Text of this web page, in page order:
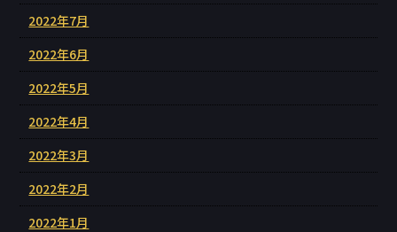
2022年7月
2022年6月
2022年5月
2022年4月
2022年3月
2022年2月
2022年1月